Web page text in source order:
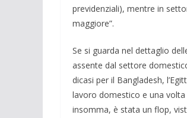
previdenziali), mentre in
maggiore”.
Se si guarda nel dettaglio
assente dal settore
dicasi per il Bangladesh,
lavoro domestico e una
insomma, è stata un flop,